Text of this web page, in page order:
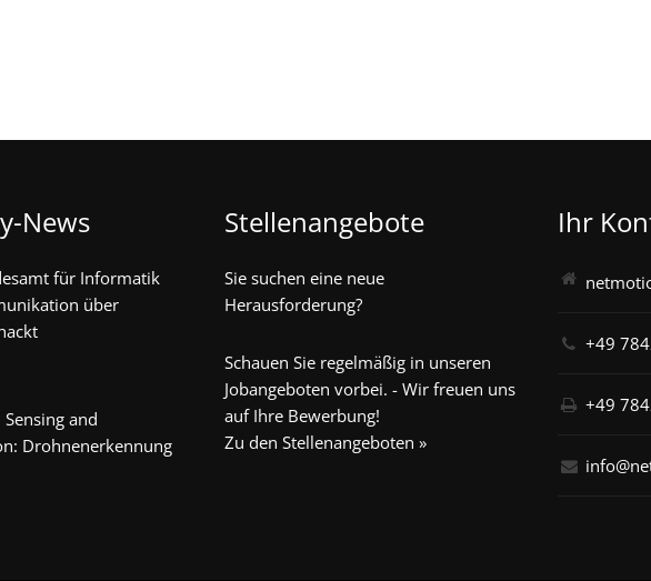
News
für Informatik
über
and
Drohnenerkennung
Stellenangebote
Sie suchen eine neue
Herausforderung?
Schauen Sie regelmäßig in unseren
Jobangeboten vorbei. - Wir freuen uns
auf Ihre Bewerbung!
Zu den Stellenangeboten »
Ihr
+49
+49